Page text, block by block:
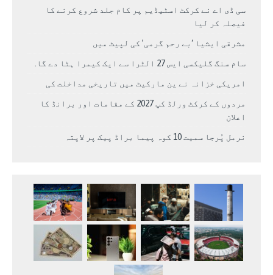
سی ڈی اے نے کرکٹ اسٹیڈیم پر کام جلد شروع کرنے کا
فیصلہ کر لیا
مشرقی ایشیا ‘بے رحم گرمی’ کی لپیٹ میں
سام سنگ گلیکسی ایس 27 الٹرا سے ایک کیمرا ہٹا دے گا.
امریکی خزانہ نے ین مارکیٹ میں تاریخی مداخلت کی
مردوں کے کرکٹ ورلڈ کپ 2027 کے مقامات اور برانڈ کا
اعلان
نرمل پُرجا سمیت 10 کوہ پیما براڈ پیک پر لاپتہ